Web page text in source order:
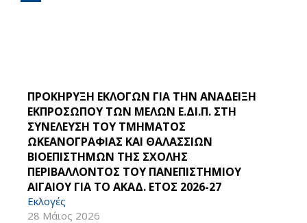
ΠΡΟΚΗΡΥΞΗ ΕΚΛΟΓΩΝ ΓΙΑ ΤΗΝ ΑΝΑΔΕΙΞΗ
ΕΚΠΡΟΣΩΠΟΥ ΤΩΝ ΜΕΛΩΝ Ε.ΔΙ.Π. ΣΤΗ
ΣΥΝΕΛΕΥΣΗ ΤΟΥ ΤΜΗΜΑΤΟΣ
ΩΚΕΑΝΟΓΡΑΦΙΑΣ ΚΑΙ ΘΑΛΑΣΣΙΩΝ
ΒΙΟΕΠΙΣΤΗΜΩΝ ΤΗΣ ΣΧΟΛΗΣ
ΠΕΡΙΒΑΛΛΟΝΤΟΣ ΤΟΥ ΠΑΝΕΠΙΣΤΗΜΙΟΥ
ΑΙΓΑΙΟΥ ΓΙΑ ΤΟ ΑΚΑΔ. ΕΤΟΣ 2026-27
Εκλογές
28 Μάιος 2026